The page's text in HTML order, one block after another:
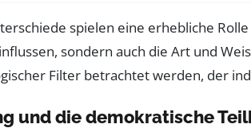
spielen eine erhebliche
sondern auch die Art und
Filter betrachtet werden, der
und die demokratische